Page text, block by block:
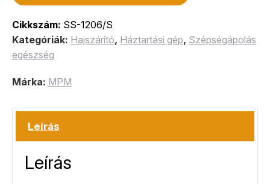
Cikkszám: SS-1206/S
Kategóriák: Hajszárító, Háztartási gép, Szépségápolás
egészség
Márka: MPM
Leírás
Leírás